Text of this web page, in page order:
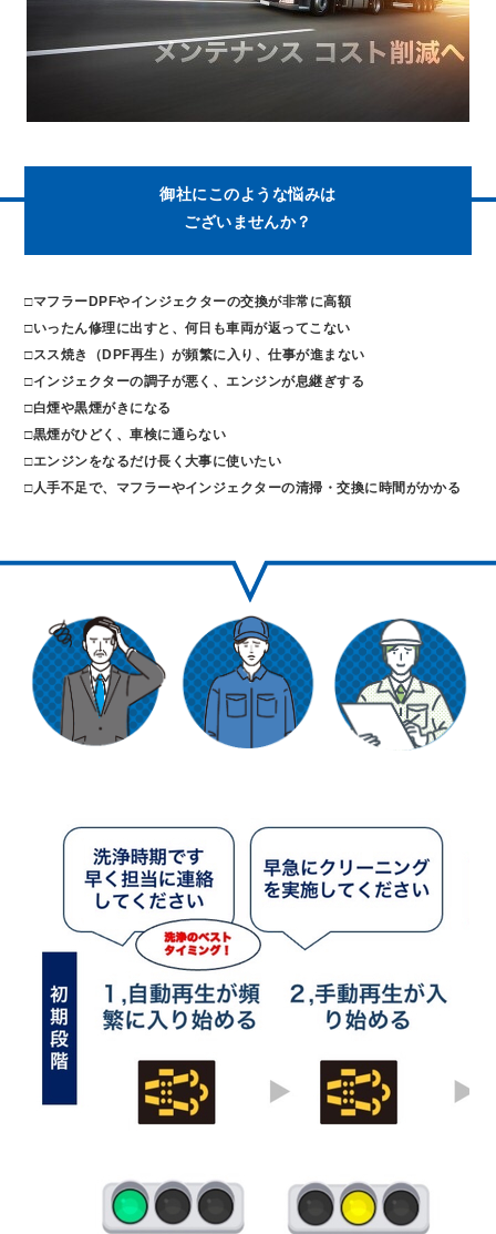
御社にこのような悩みは
ございませんか？
□マフラーDPFやインジェクターの交換が非常に高額
□いったん修理に出すと、何日も車両が返ってこない
□スス焼き（DPF再生）が頻繁に入り、仕事が進まない
□インジェクターの調子が悪く、エンジンが息継ぎする
□白煙や黒煙がきになる
□黒煙がひどく、車検に通らない
□エンジンをなるだけ長く大事に使いたい
□人手不足で、マフラーやインジェクターの清掃・交換に時間がかかる